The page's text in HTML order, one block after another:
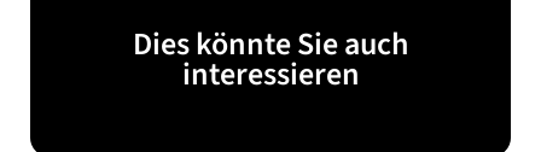
Dies könnte Sie auch
interessieren